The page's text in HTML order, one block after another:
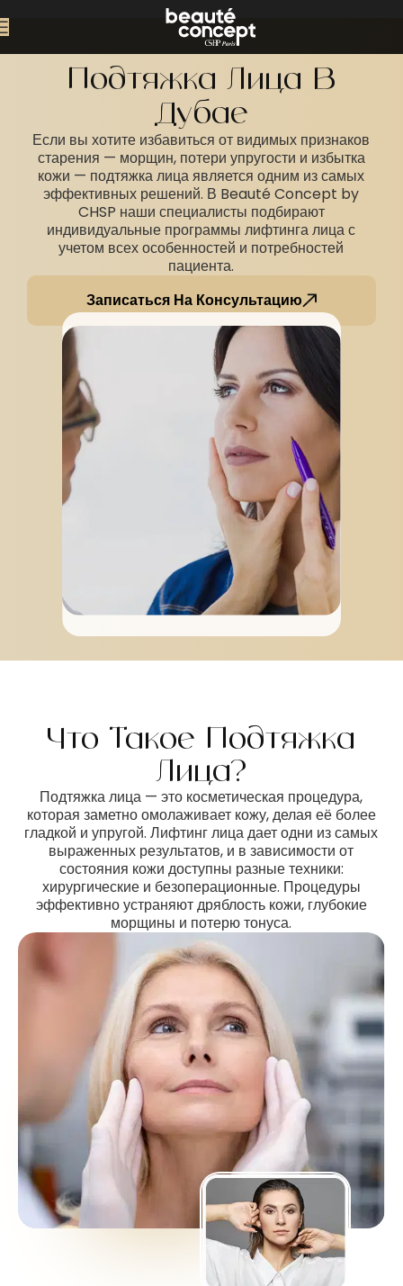
Подтяжка Лица В
Дубае
Если вы хотите избавиться от видимых признаков
старения — морщин, потери упругости и избытка
кожи — подтяжка лица является одним из самых
эффективных решений. В Beauté Concept by
CHSP наши специалисты подбирают
индивидуальные программы лифтинга лица с
учетом всех особенностей и потребностей
пациента.
Записаться На Консультацию
Что Такое Подтяжка
Лица?
Подтяжка лица — это косметическая процедура,
которая заметно омолаживает кожу, делая её более
гладкой и упругой. Лифтинг лица дает одни из самых
выраженных результатов, и в зависимости от
состояния кожи доступны разные техники:
хирургические и безоперационные. Процедуры
эффективно устраняют дряблость кожи, глубокие
морщины и потерю тонуса.